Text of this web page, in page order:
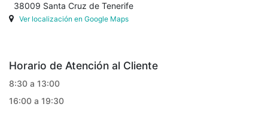
38009 Santa Cruz de Tenerife
Ver localización en Google Maps
Horario de Atención al Cliente
8:30 a 13:00
16:00 a 19:30